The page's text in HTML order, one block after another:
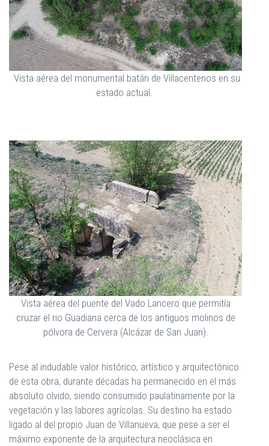
Vista aérea del monumental batán de Villacentenos en su
estado actual.
Vista aérea del puente del Vado Lancero que permitía
cruzar el rio Guadiana cerca de los antiguos molinos de
pólvora de Cervera (Alcázar de San Juan).
Pese al indudable valor histórico, artístico y arquitectónico
de esta obra, durante décadas ha permanecido en el más
absoluto olvido, siendo consumido paulatinamente por la
vegetación y las labores agrícolas. Su destino ha estado
ligado al del propio Juan de Villanueva, que pese a ser el
máximo exponente de la arquitectura neoclásica en